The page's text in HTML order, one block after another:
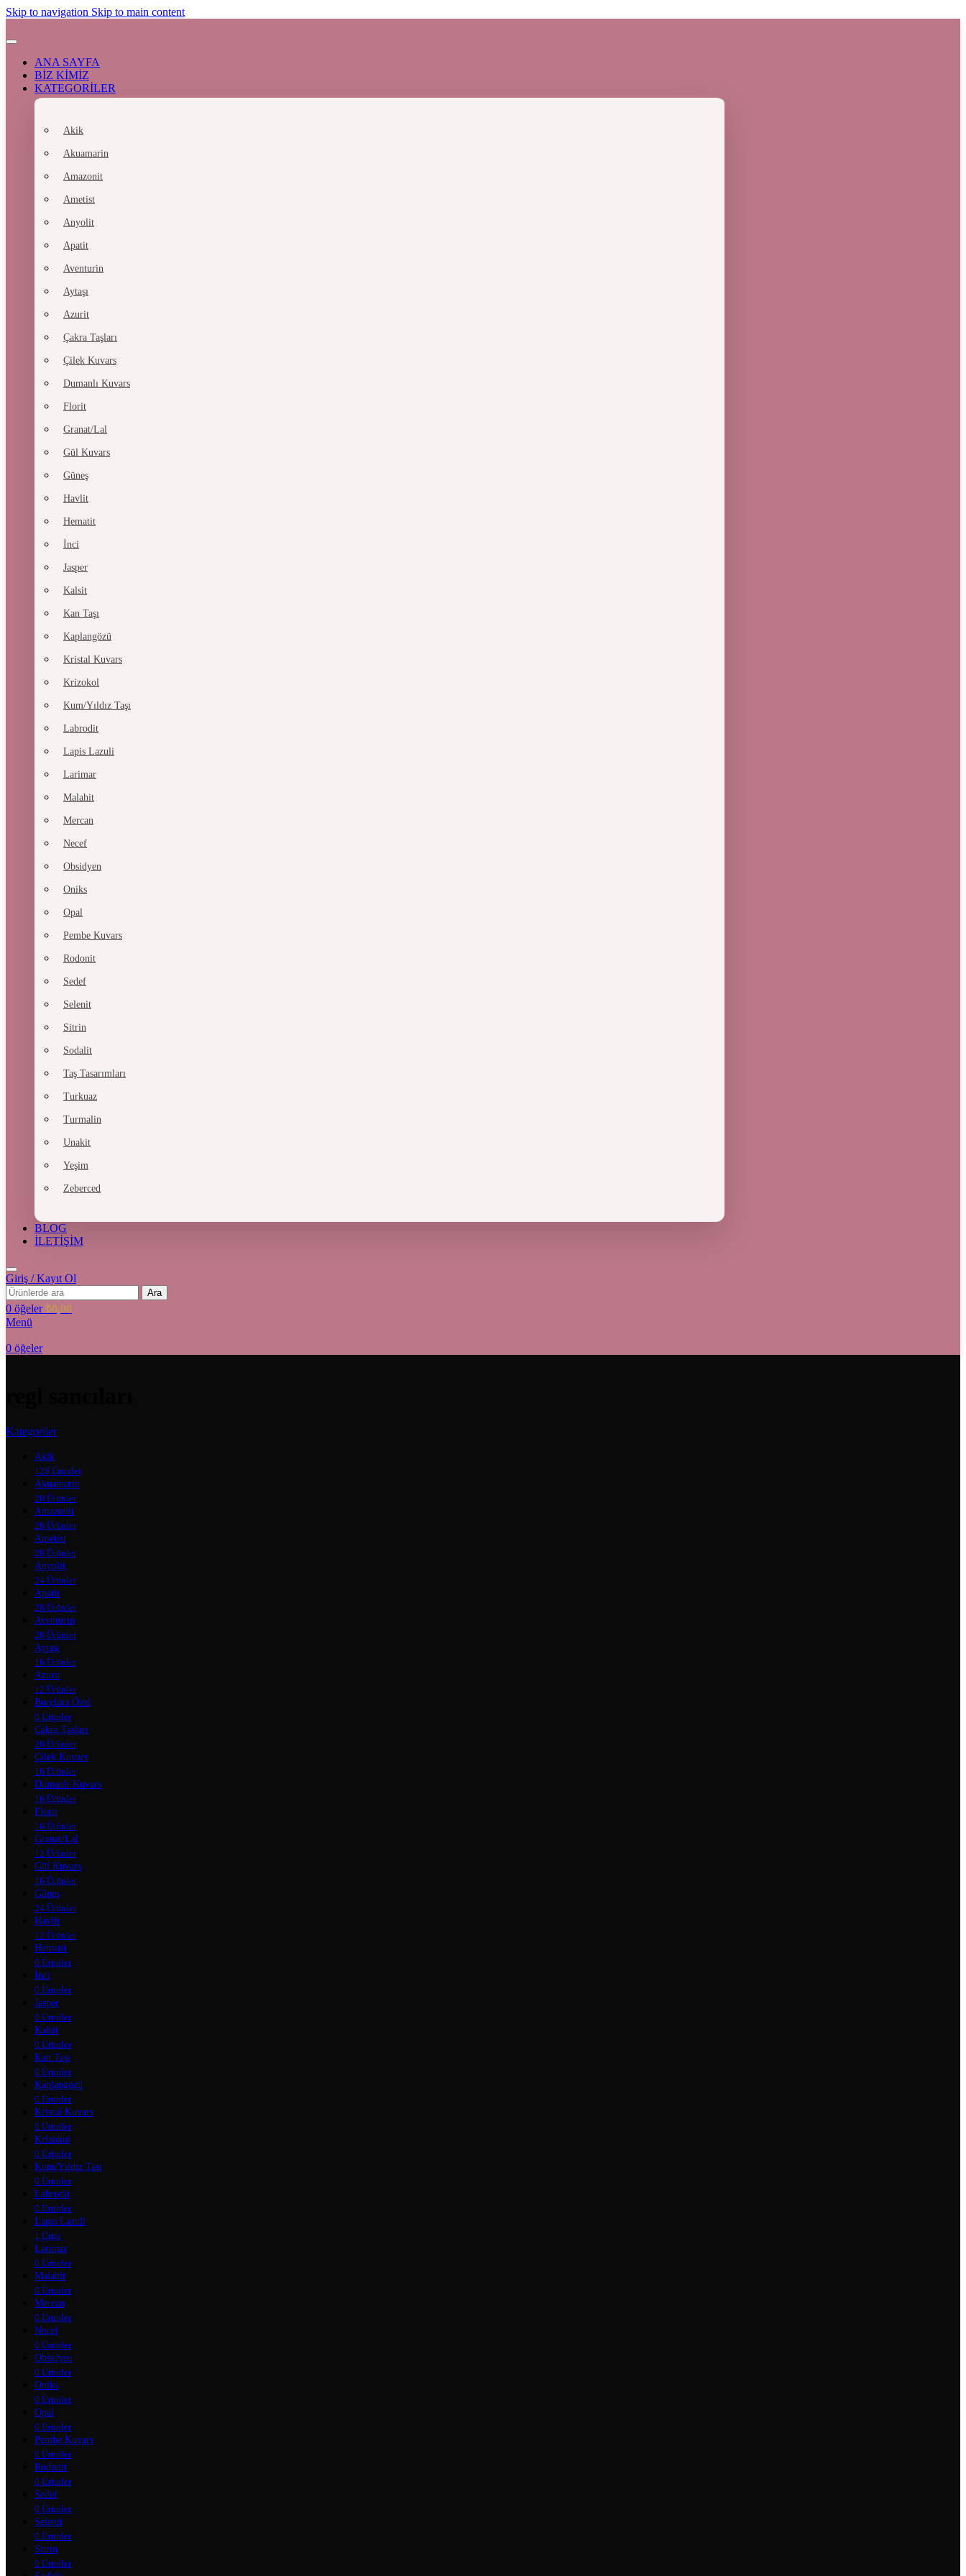
Skip to navigation Skip to main content
ANA SAYFA
BİZ KİMİZ
KATEGORİLER
Akik
Akuamarin
Amazonit
Ametist
Anyolit
Apatit
Aventurin
Aytaşı
Azurit
Çakra Taşları
Çilek Kuvars
Dumanlı Kuvars
Florit
Granat/Lal
Gül Kuvars
Güneş
Havlit
Hematit
İnci
Jasper
Kalsit
Kan Taşı
Kaplangözü
Kristal Kuvars
Krizokol
Kum/Yıldız Taşı
Labrodit
Lapis Lazuli
Larimar
Malahit
Mercan
Necef
Obsidyen
Oniks
Opal
Pembe Kuvars
Rodonit
Sedef
Selenit
Sitrin
Sodalit
Taş Tasarımları
Turkuaz
Turmalin
Unakit
Yeşim
Zeberced
BLOG
İLETİŞİM
Giriş / Kayıt Ol
Ara
0 öğeler ₺0,00
Menü
0 öğeler
Kategoriler
Akik
128 Ürünler
Akuamarin
20 Ürünler
Amazonit
28 Ürünler
Ametist
28 Ürünler
Anyolit
24 Ürünler
Apatit
28 Ürünler
Aventurin
28 Ürünler
Aytaşı
16 Ürünler
Azurit
12 Ürünler
Burçlara Özel
0 Ürünler
Çakra Taşları
20 Ürünler
Çilek Kuvars
16 Ürünler
Dumanlı Kuvars
16 Ürünler
Florit
16 Ürünler
Granat/Lal
12 Ürünler
Gül Kuvars
16 Ürünler
Güneş
24 Ürünler
Havlit
12 Ürünler
Hematit
0 Ürünler
İnci
0 Ürünler
Jasper
0 Ürünler
Kalsit
0 Ürünler
Kan Taşı
0 Ürünler
Kaplangözü
0 Ürünler
Kristal Kuvars
0 Ürünler
Krizokol
0 Ürünler
Kum/Yıldız Taşı
0 Ürünler
Labrodit
0 Ürünler
Lapis Lazuli
1 Ürün
Larimar
0 Ürünler
Malahit
0 Ürünler
Mercan
0 Ürünler
Necef
0 Ürünler
Obsidyen
0 Ürünler
Oniks
0 Ürünler
Opal
0 Ürünler
Pembe Kuvars
0 Ürünler
Rodonit
0 Ürünler
Sedef
0 Ürünler
Selenit
0 Ürünler
Sitrin
0 Ürünler